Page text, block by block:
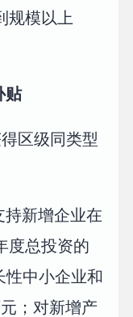
规模以上
贴
区级同类型
持新增企业在
度总投资的
性中小企业和
；对新增产